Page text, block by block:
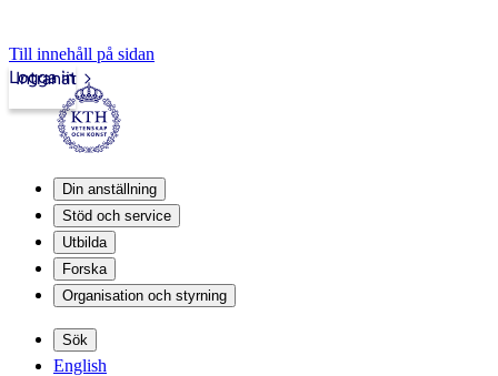
Till innehåll på sidan
Intranät
Logga in
Din anställning
Stöd och service
Utbilda
Forska
Organisation och styrning
Sök
English